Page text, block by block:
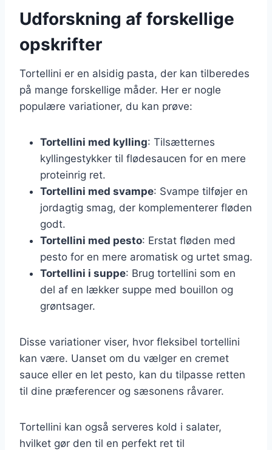
Udforskning af forskellige
opskrifter
Tortellini er en alsidig pasta, der kan tilberedes
på mange forskellige måder. Her er nogle
populære variationer, du kan prøve:
Tortellini med kylling: Tilsætternes
kyllingestykker til flødesaucen for en mere
proteinrig ret.
Tortellini med svampe: Svampe tilføjer en
jordagtig smag, der komplementerer fløden
godt.
Tortellini med pesto: Erstat fløden med
pesto for en mere aromatisk og urtet smag.
Tortellini i suppe: Brug tortellini som en
del af en lækker suppe med bouillon og
grøntsager.
Disse variationer viser, hvor fleksibel tortellini
kan være. Uanset om du vælger en cremet
sauce eller en let pesto, kan du tilpasse retten
til dine præferencer og sæsonens råvarer.
Tortellini kan også serveres kold i salater,
hvilket gør den til en perfekt ret til